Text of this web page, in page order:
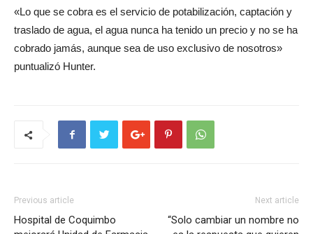
«Lo que se cobra es el servicio de potabilización, captación y
traslado de agua, el agua nunca ha tenido un precio y no se ha
cobrado jamás, aunque sea de uso exclusivo de nosotros»
puntualizó Hunter.
Previous article
Hospital de Coquimbo
Next article
“Solo cambiar un nombre no